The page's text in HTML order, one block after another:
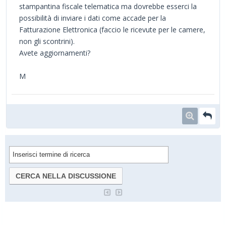
stampantina fiscale telematica ma dovrebbe esserci la
possibilità di inviare i dati come accade per la
Fatturazione Elettronica (faccio le ricevute per le camere,
non gli scontrini).
Avete aggiornamenti?
M